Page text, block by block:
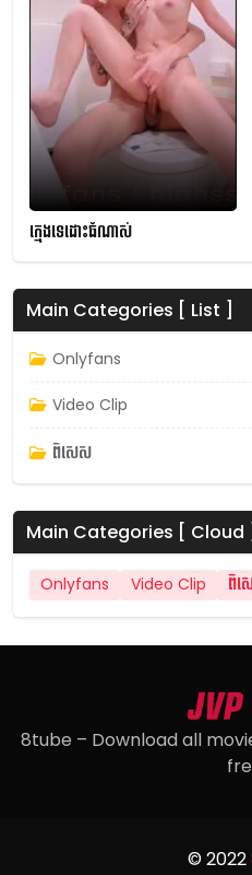
ក្មេងទេដោះធំណាស់
Main Categories [ List ]
Onlyfans
Video Clip
ពិសេស
Main Categories [ Cloud ]
Onlyfans Video Clip ពិស
8tube – Download all
© 2022